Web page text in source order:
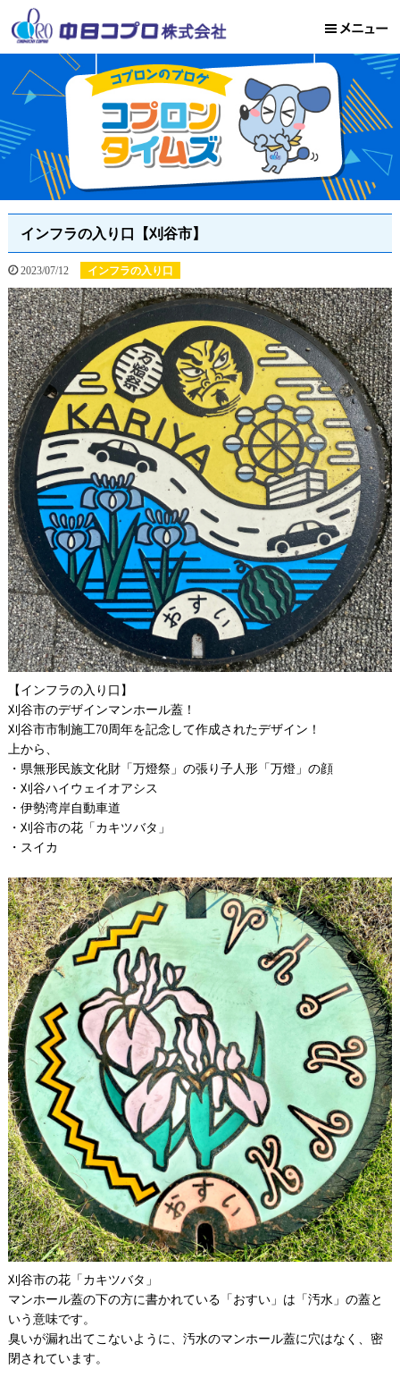
インフラの入り口【刈谷市】
2023/07/12 インフラの入り口
【インフラの入り口】
刈谷市のデザインマンホール蓋！
刈谷市市制施工70周年を記念して作成されたデザイン！
上から、
・県無形民族文化財「万燈祭」の張り子人形「万燈」の顔
・刈谷ハイウェイオアシス
・伊勢湾岸自動車道
・刈谷市の花「カキツバタ」
・スイカ
刈谷市の花「カキツバタ」
マンホール蓋の下の方に書かれている「おすい」は「汚水」の蓋と
いう意味です。
臭いが漏れ出てこないように、汚水のマンホール蓋に穴はなく、密
閉されています。